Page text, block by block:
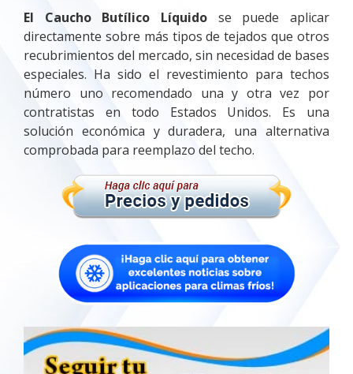
El Caucho Butílico Líquido se puede aplicar
directamente sobre más tipos de tejados que otros
recubrimientos del mercado, sin necesidad de bases
especiales. Ha sido el revestimiento para techos
número uno recomendado una y otra vez por
contratistas en todo Estados Unidos. Es una
solución económica y duradera, una alternativa
comprobada para reemplazo del techo.